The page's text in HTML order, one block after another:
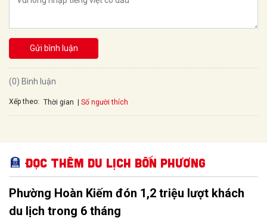
Gửi bình luận
(0) Bình luận
Xếp theo: Thời gian Số người thích
Đọc thêm Du lịch bốn phương
Phường Hoàn Kiếm đón 1,2 triệu lượt khách
du lịch trong 6 tháng